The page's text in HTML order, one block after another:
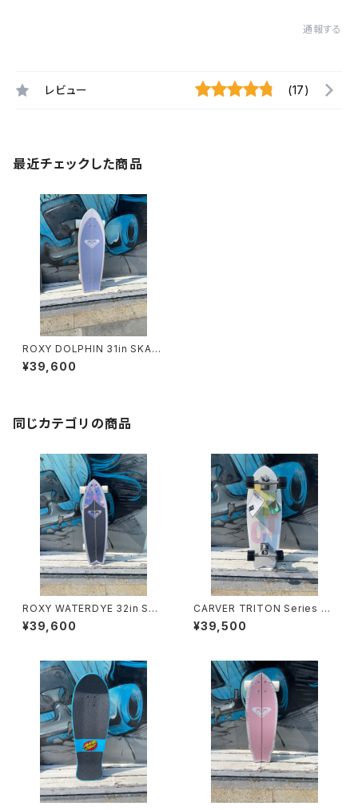
通報する
レビュー (17)
最近チェックした商品
ROXY DOLPHIN 31in SKAT
EBOARD
¥39,600
同じカテゴリの商品
ROXY WATERDYE 32in SKA
TEBOARD
¥39,600
CARVER TRITON Series JA
PAN LIMITED Watermark 2
9"
¥39,500